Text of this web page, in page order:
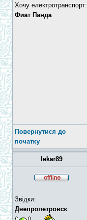
Хочу електротранспорт:
Фиат Панда
Повернутися до
початку
lekar89
Звідки:
Днепропетровск